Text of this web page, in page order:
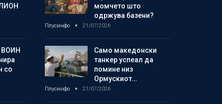
ВОИН
со
момчето што
одржува базени?
Плусинфо 21/07/2026
Само македонски
танкер успеал да
помине низ
Ормускиот…
Плусинфо 21/07/2026